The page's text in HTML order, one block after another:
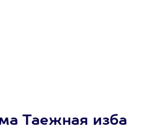
Таежная изба